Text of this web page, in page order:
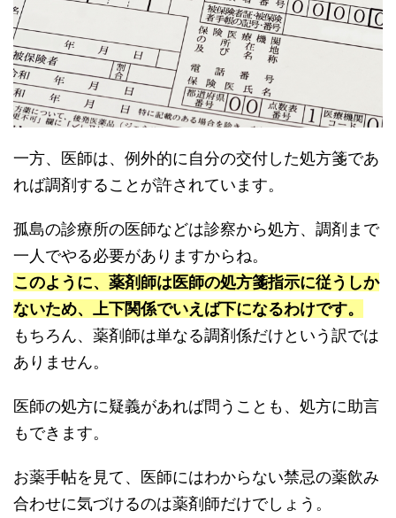
一方、医師は、例外的に自分の交付した処方箋であ
れば調剤することが許されています。
孤島の診療所の医師などは診察から処方、調剤まで
一人でやる必要がありますからね。
このように、薬剤師は医師の処方箋指示に従うしか
ないため、上下関係でいえば下になるわけです。
もちろん、薬剤師は単なる調剤係だけという訳では
ありません。
医師の処方に疑義があれば問うことも、処方に助言
もできます。
お薬手帖を見て、医師にはわからない禁忌の薬飲み
合わせに気づけるのは薬剤師だけでしょう。